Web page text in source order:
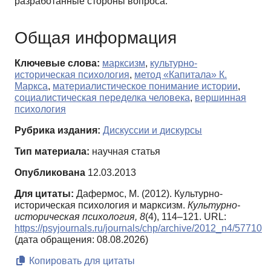
Общая информация
Ключевые слова: марксизм, культурно-
историческая психология, метод «Капитала» К.
Маркса, материалистическое понимание истории,
социалистическая переделка человека, вершинная
психология
Рубрика издания: Дискуссии и дискурсы
Тип материала: научная статья
Опубликована 12.03.2013
Для цитаты: Дафермос, М. (2012). Культурно-
историческая психология и марксизм. Культурно-
историческая психология, 8(4), 114–121. URL:
https://psyjournals.ru/journals/chp/archive/2012_n4/57710
(дата обращения: 08.08.2026)
Копировать для цитаты